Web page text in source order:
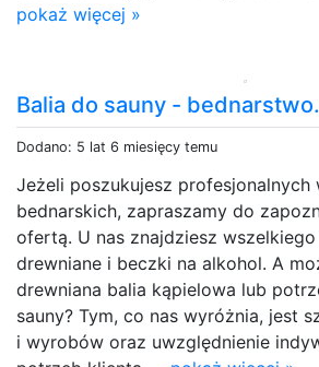
pokaż więcej »
Balia do sauny -
Dodano: 5 lat 6 miesięcy temu
Jeżeli poszukujesz profesjonalnych
bednarskich, zapraszamy do
ofertą. U nas znajdziesz
drewniane i beczki na alkohol. A
drewniana balia kąpielowa lub
sauny? Tym, co nas wyróżnia, jest
i wyrobów oraz uwzględnienie